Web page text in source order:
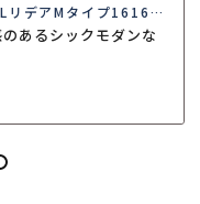
デアMタイプ1616浴
あるシックモダンな